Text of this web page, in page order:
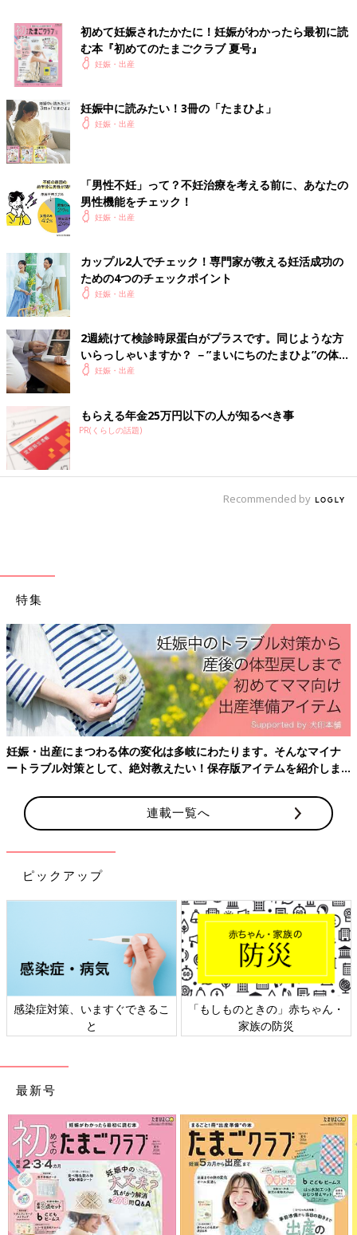
す。
カリウムを多く含む食品【ほうれん草、かぼちゃ、きゅうり、ト
マト、バナナ、キウイフルーツ】などを、食事に取り入れましょ
う。
むくみ解消のポイント②ちょっとした運動で改善し
よう！
運動不足もむくみの原因となります。適度な運動で、血液の循環
をよくしましょう。
筋肉の動きを意識しながらやってみて。
ゆっくり屈伸をして下半身の血行を促します
ふくらはぎと太ももの筋肉がポンプのような働きをして、下半身
で停滞した血液が心臓に戻るのを促します。
ふくらはぎと太ももの筋肉を意識しながら、スクワットの要領で
ゆっくり屈伸をしましょう。
転倒しないように、壁に片手をついた状態で行うと安心。
伸びをして上半身の筋肉をほぐして
首から肩、腕にかけて緊張した筋肉をほぐしてあげましょう。
手を上げてグーッと伸びをしてみて。
肩から上に引き上げる気持ちで、腕の開きや肩甲骨の動きを意識
自覚症状がなくても、むくみやすい妊娠中、むくまない生活を心
がけてみてくださいね。（文・たまごクラブ編集部）
監修／東京フェリシアレディースクリニック 小林 肇院長
※この記事は「たまひよONLINE」で過去に公開されたもので
す。
初めて妊娠されたかたに！妊娠がわかったら最初に読
む本『初めてのたまごクラブ 夏号』
妊娠・出産
妊娠中に読みたい！3冊の「たまひよ」
妊娠・出産
「男性不妊」って？不妊治療を考える前に、あなたの
男性機能をチェック！
妊娠・出産
カップル2人でチェック！専門家が教える妊活成功の
ための4つのチェックポイント
妊娠・出産
2週続けて検診時尿蛋白がプラスです。同じような方
いらっしゃいますか？ －”まいにちのたまひよ”の体験
談 妊娠・出産
もらえる年金25万円以下の人が知るべき事
PR(くらしの話題)
Recommended by
特集
妊娠・出産にまつわる体の変化は多岐にわたります。そんなマイナ
ートラブル対策として、絶対教えたい！保存版アイテムを紹介しま
連載一覧へ
ピックアップ
感染症対策、いますぐできるこ
と
「もしものときの」赤ちゃん・
家族の防災
最新号